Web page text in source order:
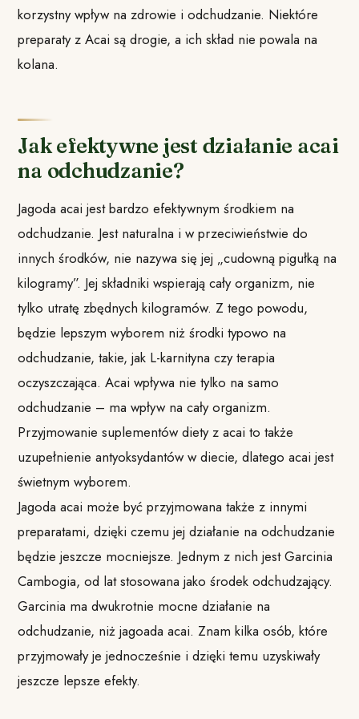
korzystny wpływ na zdrowie i odchudzanie. Niektóre
preparaty z Acai są drogie, a ich skład nie powala na
kolana.
Jak efektywne jest działanie acai
na odchudzanie?
Jagoda acai jest bardzo efektywnym środkiem na
odchudzanie. Jest naturalna i w przeciwieństwie do
innych środków, nie nazywa się jej „cudowną pigułką na
kilogramy”. Jej składniki wspierają cały organizm, nie
tylko utratę zbędnych kilogramów. Z tego powodu,
będzie lepszym wyborem niż środki typowo na
odchudzanie, takie, jak L-karnityna czy terapia
oczyszczająca. Acai wpływa nie tylko na samo
odchudzanie – ma wpływ na cały organizm.
Przyjmowanie suplementów diety z acai to także
uzupełnienie antyoksydantów w diecie, dlatego acai jest
świetnym wyborem.
Jagoda acai może być przyjmowana także z innymi
preparatami, dzięki czemu jej działanie na odchudzanie
będzie jeszcze mocniejsze. Jednym z nich jest Garcinia
Cambogia, od lat stosowana jako środek odchudzający.
Garcinia ma dwukrotnie mocne działanie na
odchudzanie, niż jagoada acai. Znam kilka osób, które
przyjmowały je jednocześnie i dzięki temu uzyskiwały
jeszcze lepsze efekty.